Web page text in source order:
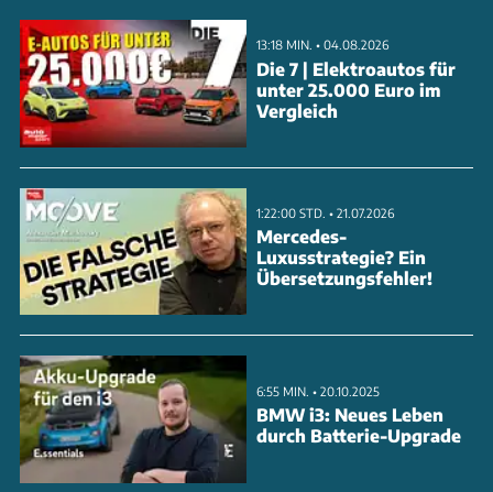
13:18 MIN. • 04.08.2026
Die 7 | Elektroautos für
unter 25.000 Euro im
Vergleich
1:22:00 STD. • 21.07.2026
Mercedes-
Luxusstrategie? Ein
Übersetzungsfehler!
6:55 MIN. • 20.10.2025
BMW i3: Neues Leben
durch Batterie-Upgrade